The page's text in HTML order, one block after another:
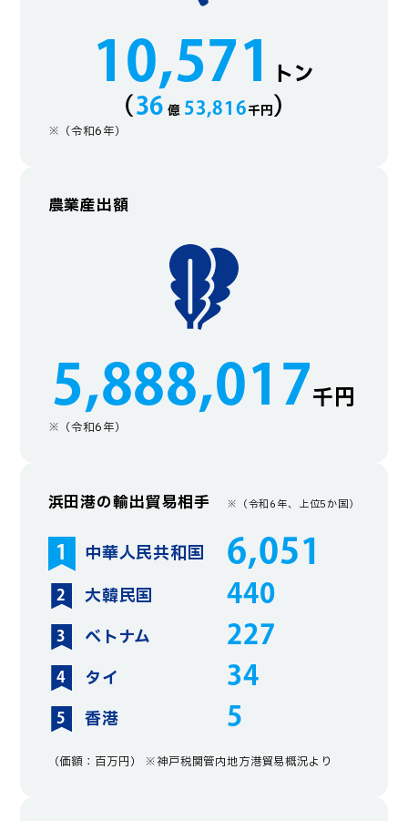
10,571 トン
（36 億 53,816千円）
※（令和6年）
農業産出額
5,888,017千円
※（令和6年）
浜田港の輸出貿易相手 ※（令和6年、上位5か国）
中華人民共和国 6,051
大韓民国 440
ベトナム 227
タイ 34
香港 5
（価額：百万円） ※神戸税関管内地方港貿易概況より